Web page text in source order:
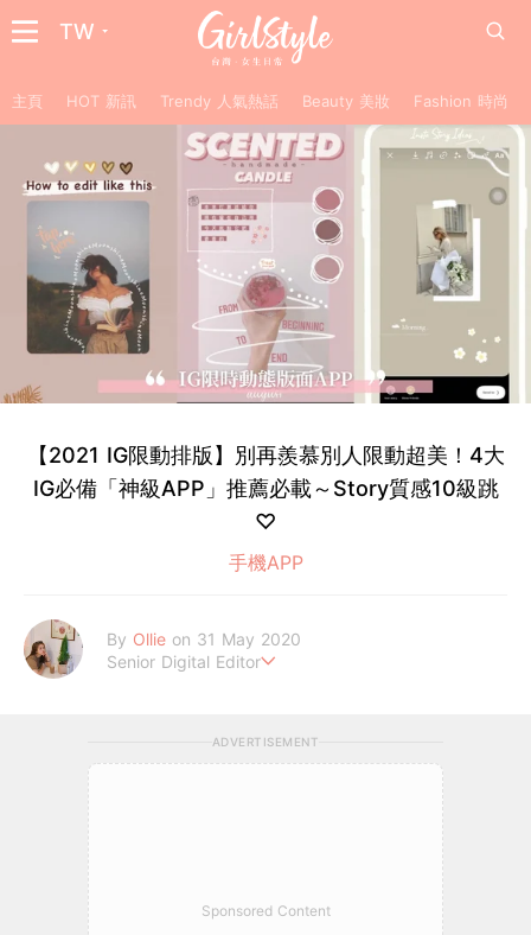
TW
主頁 HOT 新訊 Trendy 人氣熱話 Beauty 美妝 Fashion 時尚
【2021 IG限動排版】別再羨慕別人限動超美！4大
IG必備「神級APP」推薦必載～Story質感10級跳
♡
手機APP
By Ollie on 31 May 2020
Senior Digital Editor
ADVERTISEMENT
Sponsored Content